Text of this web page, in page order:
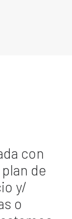
con
de
y/
o